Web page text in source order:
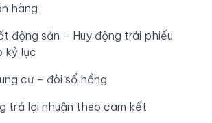
hàng
động sản – Huy động trái phiếu
kỷ lục
cư – đòi sổ hồng
trả lợi nhuận theo cam kết